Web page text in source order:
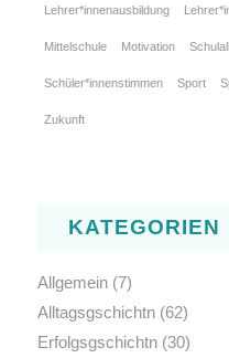
Lehrer*innenausbildung
Mittelschule Motivation
Schüler*innenstimmen Sport
Zukunft
KATEGORIEN
Allgemein(7)
Alltagsgschichtn(62)
Erfolgsgschichtn(30)